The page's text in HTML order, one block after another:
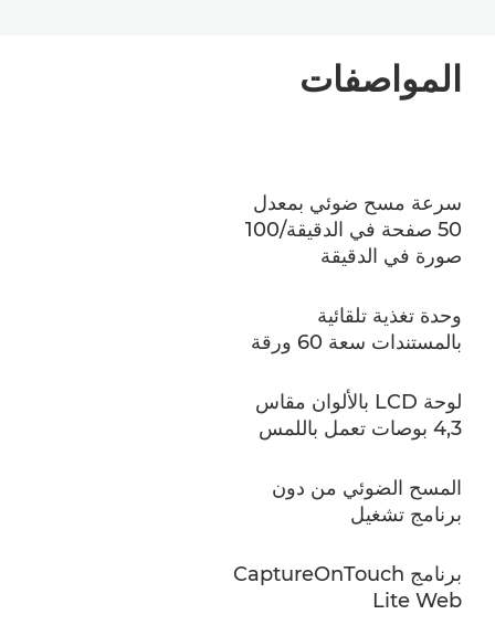
المواصفات
سرعة مسح ضوئي بمعدل
50 صفحة في الدقيقة/100
صورة في الدقيقة
وحدة تغذية تلقائية
بالمستندات سعة 60 ورقة
لوحة LCD بالألوان مقاس
4,3 بوصات تعمل باللمس
المسح الضوئي من دون
برنامج تشغيل
برنامج CaptureOnTouch
Lite Web